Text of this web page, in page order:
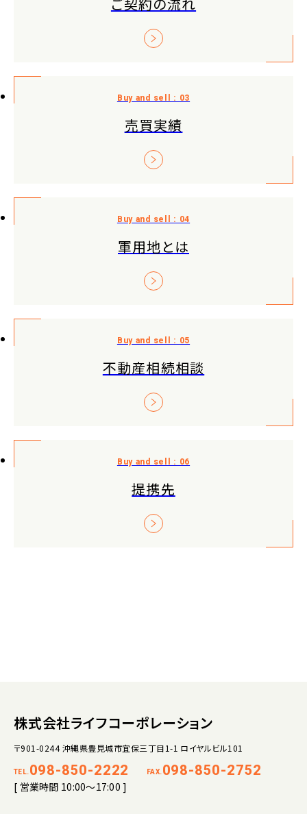
売買実績
軍用地とは
不動産相続相談
提携先
株式会社ライフコーポレーション
〒901-0244 沖縄県豊見城市宜保三丁目1-1 ロイヤルビル101
TEL. 098-850-2222 FAX. 098-850-2752
[ 営業時間 10:00～17:00 ]